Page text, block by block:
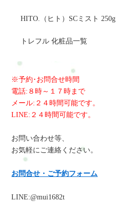
HITO.（ヒト）SCミスト 250g
トレフル 化粧品一覧
※予約･お問合せ時間
電話:８時～１７時まで
メール:２４時間可能です。
LINE:２４時間可能です。
お問い合わせ等、
お気軽にご連絡ください。
お問合せ・ご予約フォーム
LINE:@mui1682t